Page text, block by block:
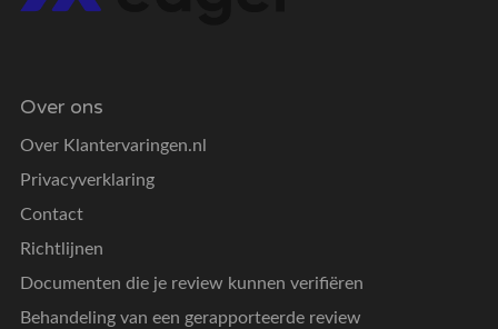
Over ons
Over Klantervaringen.nl
Privacyverklaring
Contact
Richtlijnen
Documenten die je review kunnen verifiëren
Behandeling van een gerapporteerde review